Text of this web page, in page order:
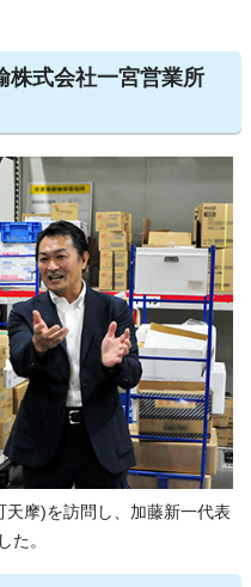
株式会社一宮営業所
摩)を訪問し、加藤新一代表
た。